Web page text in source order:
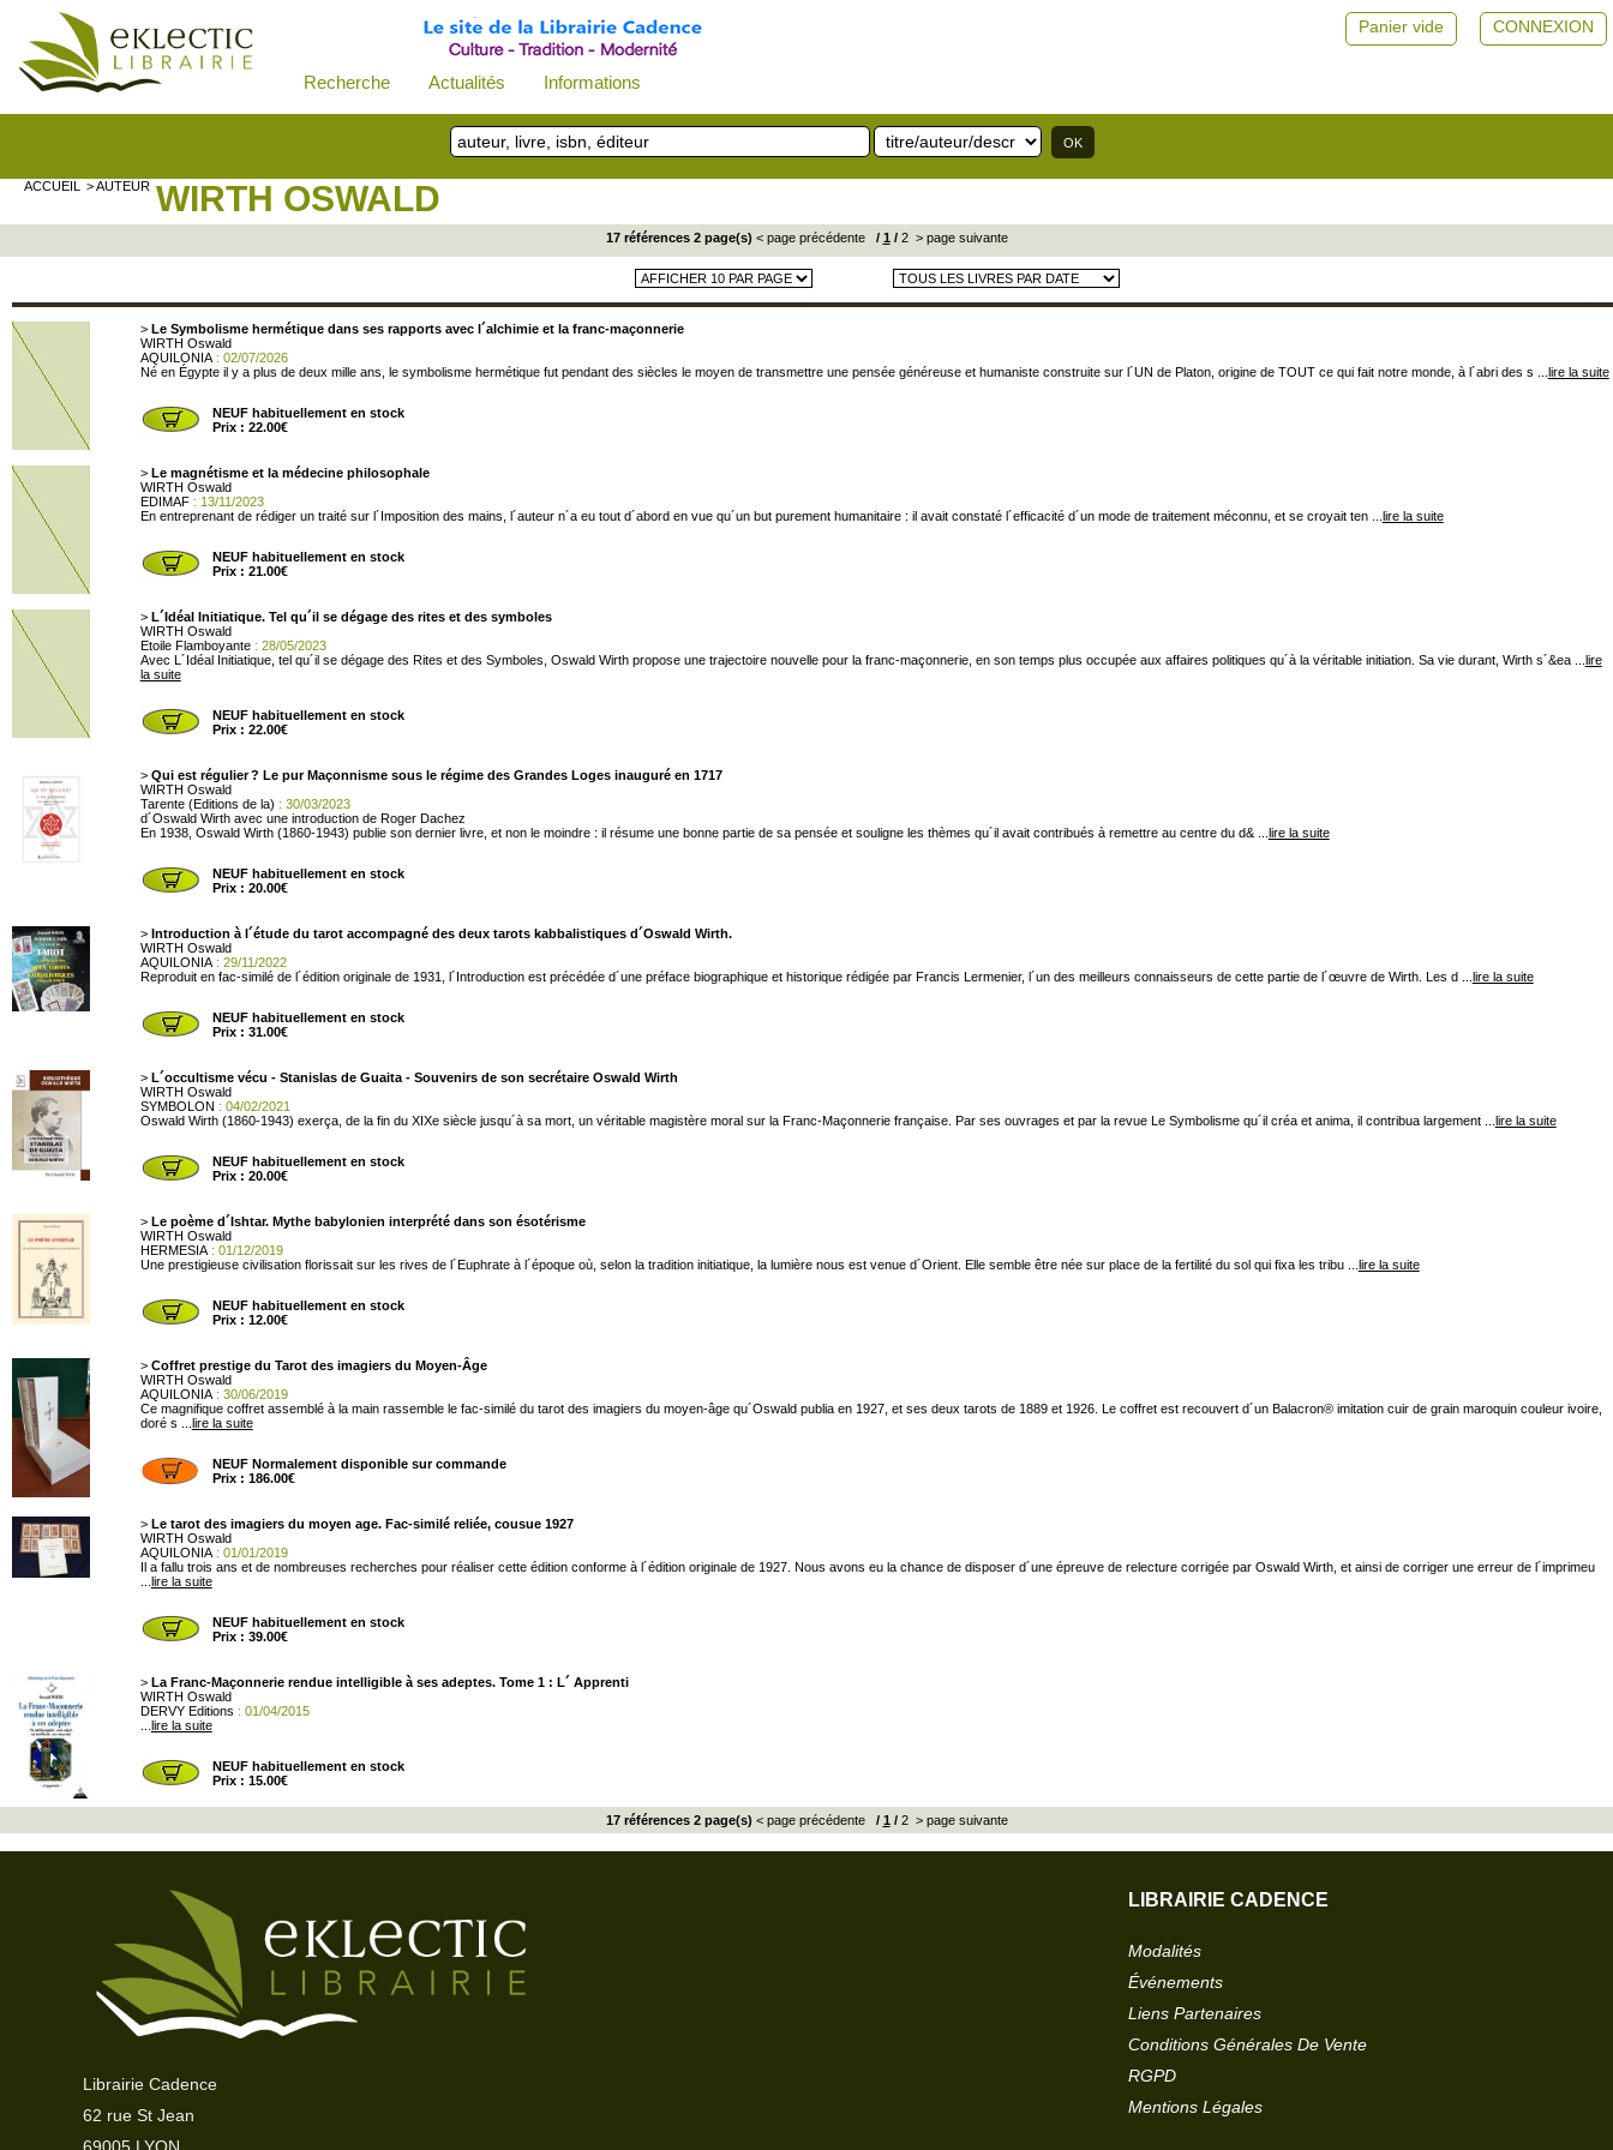
Recherche Actualités Informations
CONNEXION
Panier vide
ACCUEIL > AUTEUR WIRTH OSWALD
17 références 2 page(s) < page précédente/ 1 /2 > page suivante
> Le Symbolisme hermétique dans ses rapports avec l´alchimie et la franc-maçonnerie
WIRTH Oswald
AQUILONIA: 02/07/2026
Né en Égypte il y a plus de deux mille ans, le symbolisme hermétique fut pendant des siècles le moyen de transmettre une pensée généreuse et humaniste construite sur l´UN de Platon, origine de TOUT ce qui fait notre monde, à l´abri des s ... lire la suite
NEUF habituellement en stock
Prix : 22.00€
> Le magnétisme et la médecine philosophale
WIRTH Oswald
EDIMAF: 13/11/2023
En entreprenant de rédiger un traité sur l´Impo­sition des mains, l´auteur n´a eu tout d´abord en vue qu´un but purement humanitaire : il avait constaté l´efficacité d´un mode de traitement méconnu, et se croyait ten ... lire la suite
NEUF habituellement en stock
Prix : 21.00€
> L´Idéal Initiatique. Tel qu´il se dégage des rites et des symboles
WIRTH Oswald
Etoile Flamboyante : 28/05/2023
Avec L´Idéal Initiatique, tel qu´il se dégage des Rites et des Symboles, Oswald Wirth propose une trajectoire nouvelle pour la franc-maçonnerie, en son temps plus occupée aux affaires politiques qu´à la véritable initiation. Sa vie durant, Wirth s´&ea ... lire
la suite
NEUF habituellement en stock
Prix : 22.00€
> Qui est régulier ? Le pur Maçonnisme sous le régime des Grandes Loges inauguré en 1717
WIRTH Oswald
Tarente (Editions de la) : 30/03/2023
d´Oswald Wirth avec une introduction de Roger Dachez
En 1938, Oswald Wirth (1860-1943) publie son dernier livre, et non le moindre : il résume une bonne partie de sa pensée et souligne les thèmes qu´il avait contribués à remettre au centre du d& ... lire la suite
NEUF habituellement en stock
Prix : 20.00€
> Introduction à l´étude du tarot accompagné des deux tarots kabbalistiques d´Oswald Wirth.
WIRTH Oswald
AQUILONIA: 29/11/2022
Reproduit en fac-similé de l´édition originale de 1931, l´Introduction est précédée d´une préface biographique et historique rédigée par Francis Lermenier, l´un des meilleurs connaisseurs de cette partie de l´œuvre de Wirth. Les d ... lire la suite
NEUF habituellement en stock
Prix : 31.00€
> L´occultisme vécu - Stanislas de Guaita - Souvenirs de son secrétaire Oswald Wirth
WIRTH Oswald
SYMBOLON : 04/02/2021
Oswald Wirth (1860-1943) exerça, de la fin du XIXe siècle jusqu´à sa mort, un véritable magistère moral sur la Franc-Maçonnerie française. Par ses ouvrages et par la revue Le Symbolisme qu´il créa et anima, il contribua largement ... lire la suite
NEUF habituellement en stock
Prix : 20.00€
> Le poème d´Ishtar. Mythe babylonien interprété dans son ésotérisme
WIRTH Oswald
HERMESIA: 01/12/2019
Une prestigieuse civilisation florissait sur les rives de l´Euphrate à l´époque où, selon la tradition initiatique, la lumière nous est venue d´Orient. Elle semble être née sur place de la fertilité du sol qui fixa les tribu ... lire la suite
NEUF habituellement en stock
Prix : 12.00€
> Coffret prestige du Tarot des imagiers du Moyen-Âge
WIRTH Oswald
AQUILONIA: 30/06/2019
Ce magnifique coffret assemblé à la main rassemble le fac-similé du tarot des imagiers du moyen-âge qu´Oswald publia en 1927, et ses deux tarots de 1889 et 1926. Le coffret est recouvert d´un Balacron® imitation cuir de grain maroquin couleur ivoire,
doré s ... lire la suite
NEUF Normalement disponible sur commande
Prix : 186.00€
> Le tarot des imagiers du moyen age. Fac-similé reliée, cousue 1927
WIRTH Oswald
AQUILONIA: 01/01/2019
Il a fallu trois ans et de nombreuses recherches pour réaliser cette édition conforme à l´édition originale de 1927. Nous avons eu la chance de disposer d´une épreuve de relecture corrigée par Oswald Wirth, et ainsi de corriger une erreur de l´imprimeu
lire la suite
NEUF habituellement en stock
Prix : 39.00€
> La Franc-Maçonnerie rendue intelligible à ses adeptes. Tome 1 : L´ Apprenti
WIRTH Oswald
DERVY Editions : 01/04/2015
lire la suite
NEUF habituellement en stock
Prix : 15.00€
17 références 2 page(s) < page précédente/ 1 /2 > page suivante
Librairie Cadence
62 rue St Jean
69005 LYON
LIBRAIRIE CADENCE
Modalités
Événements
Liens Partenaires
Conditions Générales De Vente
RGPD
Mentions Légales